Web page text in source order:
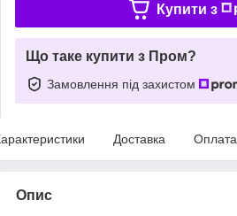
Купити з
Що таке купити з Пром?
Замовлення під захистом
Доставка Оплата
Опис